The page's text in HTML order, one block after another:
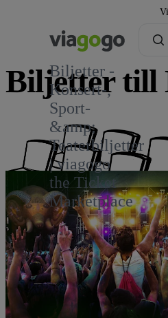
Biljetter -
Konsert-,
Sport-
&amp;
Teaterbiljetter
| viagogo
the Ticket
Marketplace
Biljetter till